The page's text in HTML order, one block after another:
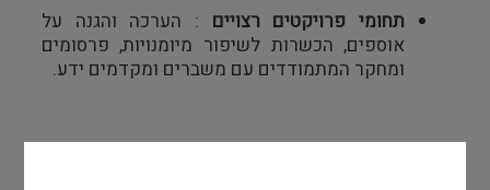
תחומי פרויקטים רצויים : הערכה והגנה על
אוספים, הכשרות לשיפור מיומנויות, פרסומים
ומחקר המתמודדים עם משברים ומקדמים ידע.